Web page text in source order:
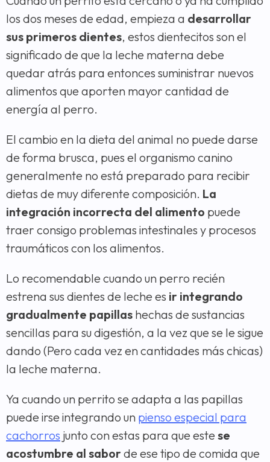
los dos meses de edad, empieza a desarrollar
sus primeros dientes, estos dientecitos son el
significado de que la leche materna debe
quedar atrás para entonces suministrar nuevos
alimentos que aporten mayor cantidad de
energía al perro.
El cambio en la dieta del animal no puede darse
de forma brusca, pues el organismo canino
generalmente no está preparado para recibir
dietas de muy diferente composición. La
integración incorrecta del alimento puede
traer consigo problemas intestinales y procesos
traumáticos con los alimentos.
Lo recomendable cuando un perro recién
estrena sus dientes de leche es ir integrando
gradualmente papillas hechas de sustancias
sencillas para su digestión, a la vez que se le sigue
dando (Pero cada vez en cantidades más chicas)
la leche materna.
Ya cuando un perrito se adapta a las papillas
puede irse integrando un pienso especial para
cachorros junto con estas para que este se
acostumbre al saborde ese tipo de comida que